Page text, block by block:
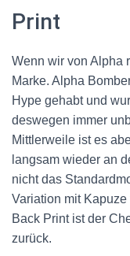
Print
Wenn wir von Alpha
Marke. Alpha
Hype gehabt und
deswegen immer
Mittlerweile ist es
langsam wieder an
nicht das
Variation mit
Back Print ist der
zurück.